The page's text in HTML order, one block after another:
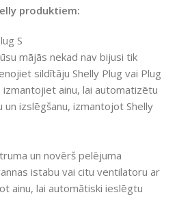
produktiem:
S
mājās nekad nav bijusi tik
sildītāju Shelly Plug vai Plug
izmantojiet ainu, lai automatizētu
un izslēgšanu, izmantojot Shelly
un novērš pelējuma
istabu vai citu ventilatoru ar
ainu, lai automātiski ieslēgtu